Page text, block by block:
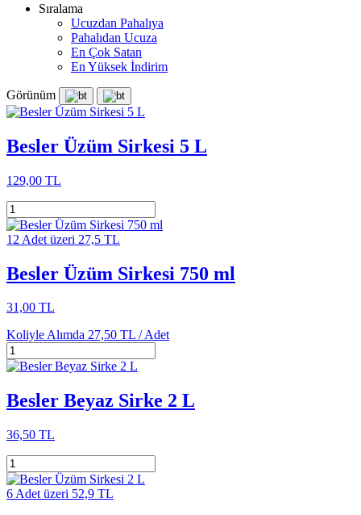
Sıralama
Ucuzdan Pahalıya
Pahalıdan Ucuza
En Çok Satan
En Yüksek İndirim
Görünüm
Besler Üzüm Sirkesi 5 L
129,00 TL
12 Adet üzeri 27,5 TL
Besler Üzüm Sirkesi 750 ml
31,00 TL
Koliyle Alımda 27,50 TL /Adet
Besler Beyaz Sirke 2 L
36,50 TL
6 Adet üzeri 52,9 TL